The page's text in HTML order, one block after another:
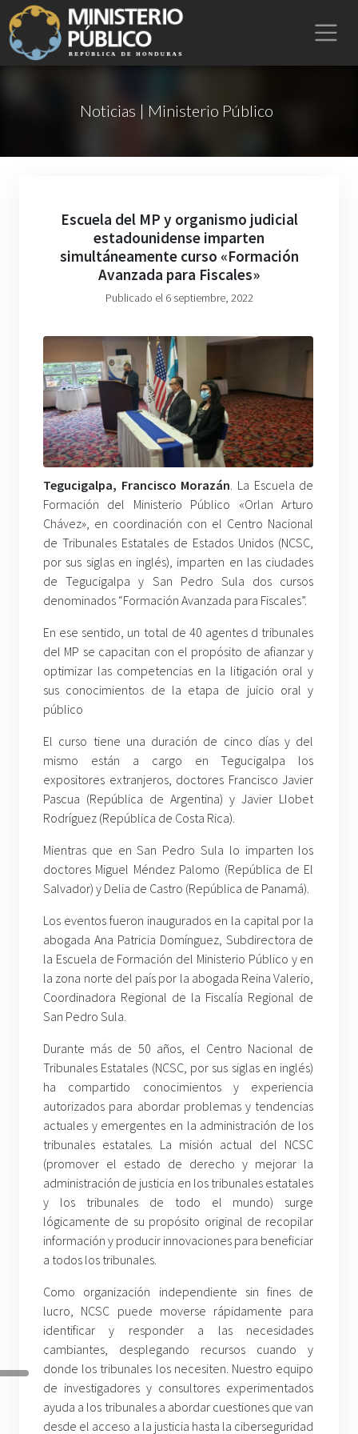
Noticias | Ministerio Público
Escuela del MP y organismo judicial
estadounidense imparten
simultáneamente curso «Formación
Avanzada para Fiscales»
Publicado el 6 septiembre, 2022
Tegucigalpa, Francisco Morazán. La Escuela de
Formación del Ministerio Público «Orlan Arturo
Chávez», en coordinación con el Centro Nacional
de Tribunales Estatales de Estados Unidos (NCSC,
por sus siglas en inglés), imparten en las ciudades
de Tegucigalpa y San Pedro Sula dos cursos
denominados “Formación Avanzada para Fiscales”.
En ese sentido, un total de 40 agentes d tribunales
del MP se capacitan con el propósito de afianzar y
optimizar las competencias en la litigación oral y
sus conocimientos de la etapa de juicio oral y
público
El curso tiene una duración de cinco días y del
mismo están a cargo en Tegucigalpa los
expositores extranjeros, doctores Francisco Javier
Pascua (República de Argentina) y Javier Llobet
Rodríguez (República de Costa Rica).
Mientras que en San Pedro Sula lo imparten los
doctores Miguel Méndez Palomo (República de El
Salvador) y Delia de Castro (República de Panamá).
Los eventos fueron inaugurados en la capital por la
abogada Ana Patricia Domínguez, Subdirectora de
la Escuela de Formación del Ministerio Público y en
la zona norte del país por la abogada Reina Valerio,
Coordinadora Regional de la Fiscalía Regional de
San Pedro Sula.
Durante más de 50 años, el Centro Nacional de
Tribunales Estatales (NCSC, por sus siglas en inglés)
ha compartido conocimientos y experiencia
autorizados para abordar problemas y tendencias
actuales y emergentes en la administración de los
tribunales estatales. La misión actual del NCSC
(promover el estado de derecho y mejorar la
administración de justicia en los tribunales estatales
y los tribunales de todo el mundo) surge
lógicamente de su propósito original de recopilar
información y producir innovaciones para beneficiar
a todos los tribunales.
Como organización independiente sin fines de
lucro, NCSC puede moverse rápidamente para
identificar y responder a las necesidades
cambiantes, desplegando recursos cuando y
donde los tribunales los necesiten. Nuestro equipo
de investigadores y consultores experimentados
ayuda a los tribunales a abordar cuestiones que van
desde el acceso a la justicia hasta la ciberseguridad